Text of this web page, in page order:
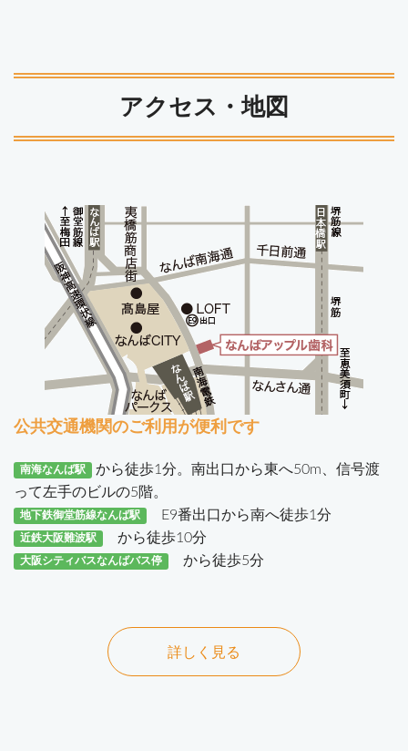
アクセス・地図
公共交通機関のご利用が便利です
南海なんば駅
から徒歩1分。南出口から東へ50m、信号渡
って左手のビルの5階。
地下鉄御堂筋線なんば駅 E9番出口から南へ徒歩1分
近鉄大阪難波駅 から徒歩10分
大阪シティバスなんばバス停 から徒歩5分
詳しく見る